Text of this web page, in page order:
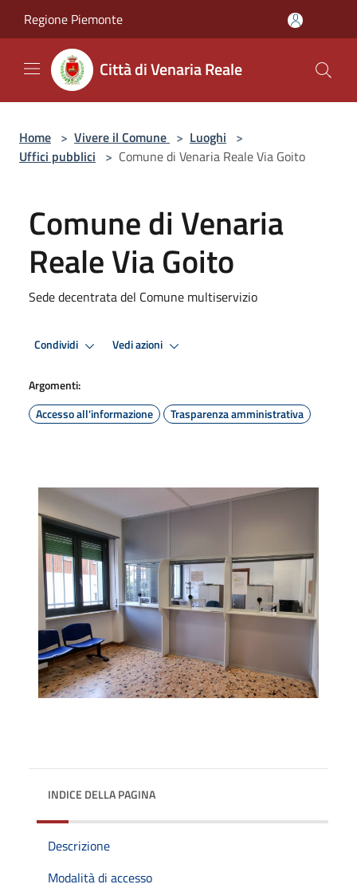
Regione Piemonte
Città di Venaria Reale
Home > Vivere il Comune > Luoghi >
Uffici pubblici > Comune di Venaria Reale Via Goito
Comune di Venaria
Reale Via Goito
Sede decentrata del Comune multiservizio
Condividi Vedi azioni
Argomenti:
Accesso all'informazione
Trasparenza amministrativa
INDICE DELLA PAGINA
Descrizione
Modalità di accesso